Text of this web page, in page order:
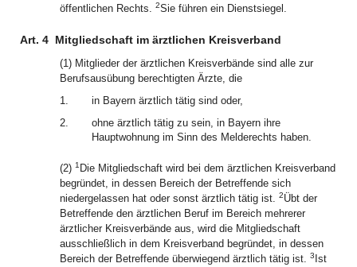
öffentlichen Rechts. 2Sie führen ein Dienstsiegel.
Art. 4 Mitgliedschaft im ärztlichen Kreisverband
(1) Mitglieder der ärztlichen Kreisverbände sind alle zur
Berufsausübung berechtigten Ärzte, die
1.
in Bayern ärztlich tätig sind oder,
2.
ohne ärztlich tätig zu sein, in Bayern ihre
Hauptwohnung im Sinn des Melderechts haben.
(2) 1 Die Mitgliedschaft wird bei dem ärztlichen Kreisverband
begründet, in dessen Bereich der Betreffende sich
niedergelassen hat oder sonst ärztlich tätig ist. 2Übt der
Betreffende den ärztlichen Beruf im Bereich mehrerer
ärztlicher Kreisverbände aus, wird die Mitgliedschaft
ausschließlich in dem Kreisverband begründet, in dessen
Bereich der Betreffende überwiegend ärztlich tätig ist. 3 Ist